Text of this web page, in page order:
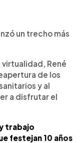
un trecho más
virtualidad, René
de los
y al
a disfrutar el
trabajo
festejan 10 años